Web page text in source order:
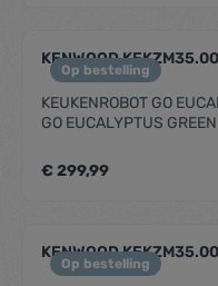
Roestvrij staalMateriaal
staalKleur: ZilverGrootte
klopper: JaMateriaal
JaCAPACITEITInhoud -
910gInhoud - eiwitten:
JaInterlock beveiliging:
Op bestelling
KENWOOD
KEUKENROBOT GO
GO EUCALYPTUS GREEN
€ 299,99
Op bestelling
KENWOOD